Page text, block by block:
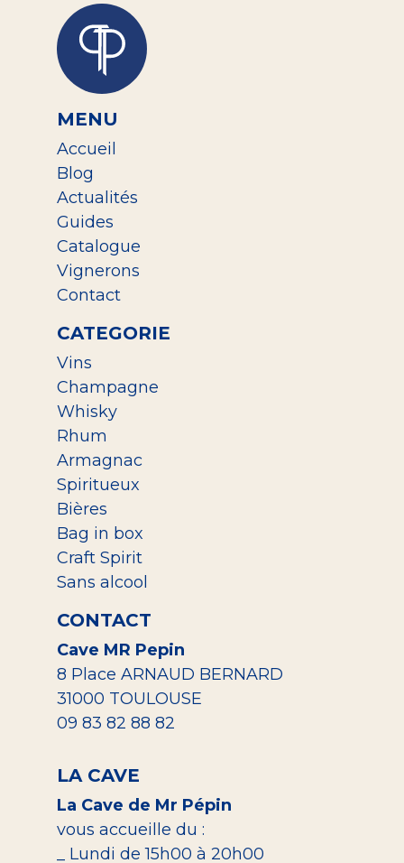
MENU
Accueil
Blog
Actualités
Guides
Catalogue
Vignerons
Contact
CATEGORIE
Vins
Champagne
Whisky
Rhum
Armagnac
Spiritueux
Bières
Bag in box
Craft Spirit
Sans alcool
CONTACT
Cave MR Pepin
8 Place ARNAUD BERNARD
31000 TOULOUSE
09 83 82 88 82
LA CAVE
La Cave de Mr Pépin
vous accueille du :
_ Lundi de 15h00 à 20h00